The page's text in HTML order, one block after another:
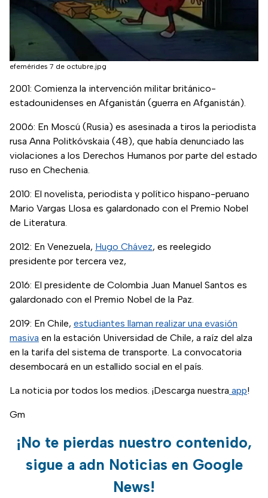
efemérides 7 de octubre.jpg
2001: Comienza la intervención militar británico-
estadounidenses en Afganistán (guerra en Afganistán).
2006: En Moscú (Rusia) es asesinada a tiros la periodista
rusa Anna Politkóvskaia (48), que había denunciado las
violaciones a los Derechos Humanos por parte del estado
ruso en Chechenia.
2010: El novelista, periodista y político hispano-peruano
Mario Vargas Llosa es galardonado con el Premio Nobel
de Literatura.
2012: En Venezuela, Hugo Chávez, es reelegido
presidente por tercera vez,
2016: El presidente de Colombia Juan Manuel Santos es
galardonado con el Premio Nobel de la Paz.
2019: En Chile, estudiantes llaman realizar una evasión
masiva en la estación Universidad de Chile, a raíz del alza
en la tarifa del sistema de transporte. La convocatoria
desembocará en un estallido social en el país.
La noticia por todos los medios. ¡Descarga nuestra app!
Gm
¡No te pierdas nuestro contenido,
sigue a adn Noticias en Google
News!